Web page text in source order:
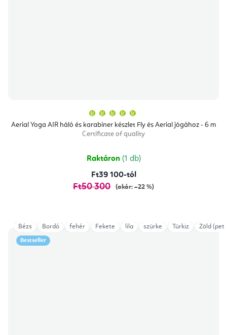
Aerial Yoga AIR háló és karabiner készlet Fly és Aerial jógához - 6 m
Certificate of quality
átlagos
értékelése
5-
csillag.
Raktáron (1 db)
Ft39 100-tól
Ft50 300 (akár: –22 %)
Bestseller
Bézs Bordó fehér Fekete lila szürke Türkiz Zöld